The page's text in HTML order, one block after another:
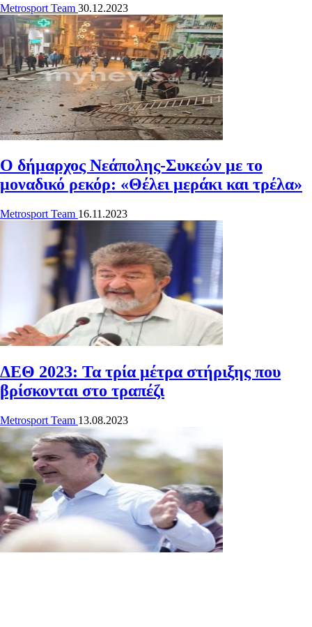
Metrosport Team 30.12.2023
Ο δήμαρχος Νεάπολης-Συκεών με το
μοναδικό ρεκόρ: «Θέλει μεράκι και τρέλα»
Metrosport Team 16.11.2023
ΔΕΘ 2023: Τα τρία μέτρα στήριξης που
βρίσκονται στο τραπέζι
Metrosport Team 13.08.2023